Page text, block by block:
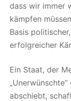
dass wir immer
kämpfen
Basis
erfolgreicher
Ein Staat, der
abschiebt,